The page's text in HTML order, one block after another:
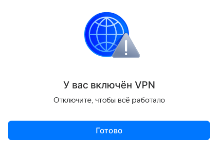
Пошаговый рецепт
приготовления
: подсолнечное, кокосовое, масло гхи или
1. Вымойте и очистите лук. Мелко нарежьте
кубиками и обжарьте на масле.
У вас включён VPN
Отключите, чтобы всё работало
Готово